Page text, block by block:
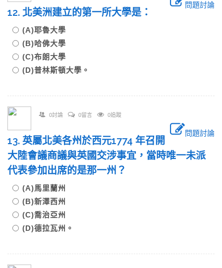
問題討論
12. 北美洲建立的第一所大學是：
(A)耶魯大學
(B)哈佛大學
(C)布朗大學
(D)普林斯頓大學。
0討論 0留言 0追蹤
問題討論
13. 英屬北美各州於西元1774 年召開
大陸會議商議與英國交涉事宜，當時唯一未派
代表參加出席的是那一州？
(A)馬里蘭州
(B)新澤西州
(C)喬治亞州
(D)德拉瓦州。